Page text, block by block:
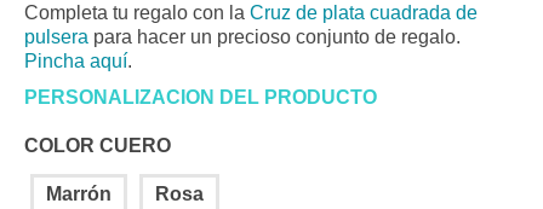
Completa tu regalo con la Cruz de plata cuadrada de
pulsera para hacer un precioso conjunto de regalo.
Pincha aquí.
PERSONALIZACION DEL PRODUCTO
COLOR CUERO
Marrón Rosa